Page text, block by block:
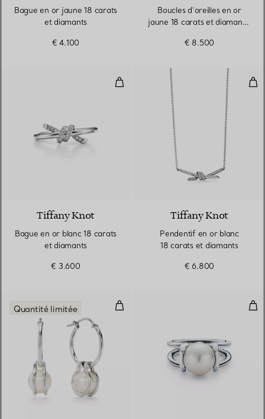
Bague en or jaune 18 carats
et diamants
€ 4.100
Boucles d’oreilles en or
jaune 18 carats et diamants.
€ 8.500
Bague en or blanc 18 carats et
3 Matériaux
Tiffany Knot
Bague en or blanc 18 carats
et diamants
€ 3.600
Tiffany Knot
Pendentif en or blanc
18 carats et diamants
€ 6.800
Boucles d’oreilles créoles en
Quantité limitée